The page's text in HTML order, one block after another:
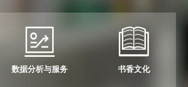
数据分析与服务 书香文化